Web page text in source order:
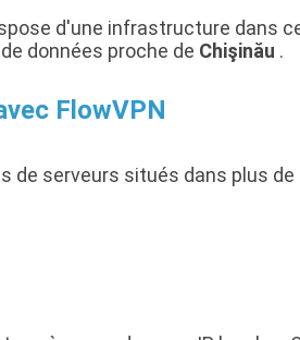
d'une infrastructure dans
données proche de Chişinău .
FlowVPN
de serveurs situés dans plus